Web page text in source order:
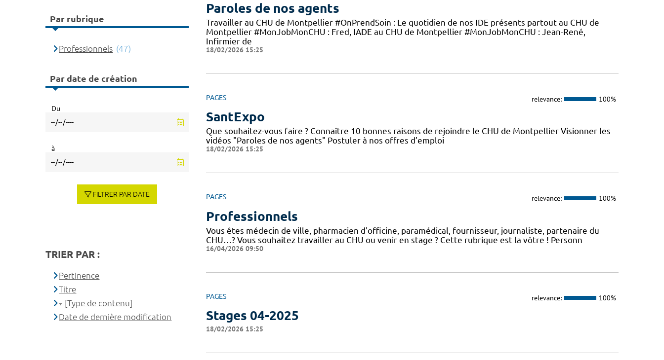
Paroles de nos agents
Travailler au CHU de Montpellier #OnPrendSoin : Le quotidien de nos IDE présents partout au CHU de
Montpellier #MonJobMonCHU : Fred, IADE au CHU de Montpellier #MonJobMonCHU : Jean-René,
Infirmier de
18/02/2026 15:25
PAGES relevance: 100%
SantExpo
Que souhaitez-vous faire ? Connaître 10 bonnes raisons de rejoindre le CHU de Montpellier Visionner les
vidéos "Paroles de nos agents" Postuler à nos offres d’emploi
18/02/2026 15:25
PAGES relevance: 100%
Professionnels
Vous êtes médecin de ville, pharmacien d'officine, paramédical, fournisseur, journaliste, partenaire du
CHU…? Vous souhaitez travailler au CHU ou venir en stage ? Cette rubrique est la vôtre ! Personn
16/04/2026 09:50
PAGES relevance: 100%
Stages 04-2025
18/02/2026 15:25
Par rubrique
Professionnels (47)
Par date de création
Du
à
FILTRER PAR DATE
TRIER PAR :
Pertinence
Titre
[Type de contenu]
Date de dernière modification